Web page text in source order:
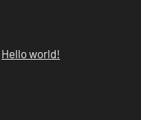
Hello world!